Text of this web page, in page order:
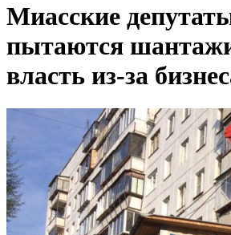
Миасские
пытаются
власть из-за